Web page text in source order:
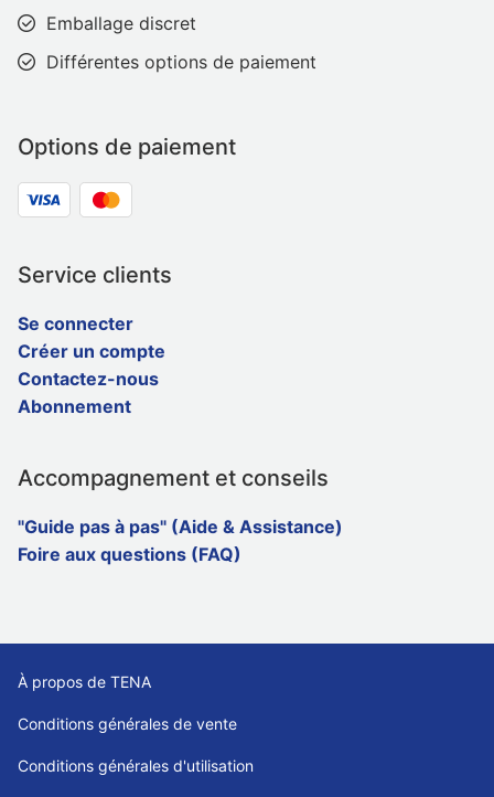
Emballage discret
Différentes options de paiement
Options de paiement
Service clients
Se connecter
Créer un compte
Contactez-nous
Abonnement
Accompagnement et conseils
"Guide pas à pas" (Aide & Assistance)
Foire aux questions (FAQ)
À propos de TENA
Conditions générales de vente
Conditions générales d'utilisation